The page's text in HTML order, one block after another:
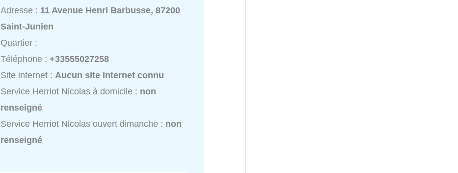
Adresse : 11 Avenue Henri Barbusse, 87200
Saint-Junien
Quartier :
Téléphone :+33555027258
Site internet : Aucun site internet connu
Service Herriot Nicolas à domicile : non
renseigné
Service Herriot Nicolas ouvert dimanche : non
renseigné